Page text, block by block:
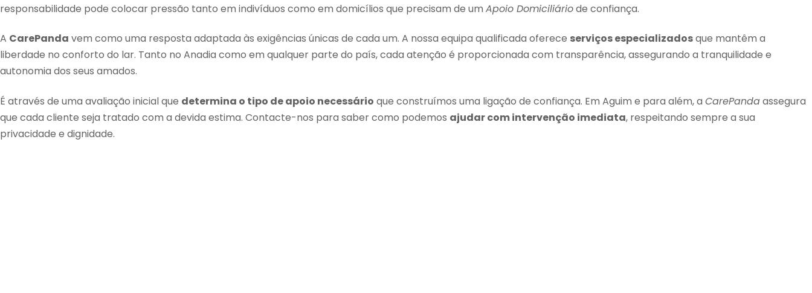
responsabilidade pode colocar pressão tanto em indivíduos como em domicílios que precisam de um Apoio Domiciliáriode confiança.
A CarePanda vem como uma resposta adaptada às exigências únicas de cada um. A nossa equipa qualificada oferece serviços especializadosque mantêm a
liberdade no conforto do lar. Tanto no Anadia como em qualquer parte do país, cada atenção é proporcionada com transparência, assegurando a tranquilidade e
autonomia dos seus amados.
É através de uma avaliação inicial que determina o tipo de apoio necessário que construímos uma ligação de confiança. Em Aguim e para além, a CarePandaassegura
que cada cliente seja tratado com a devida estima. Contacte-nos para saber como podemos ajudar com intervenção imediata, respeitando sempre a sua
privacidade e dignidade.